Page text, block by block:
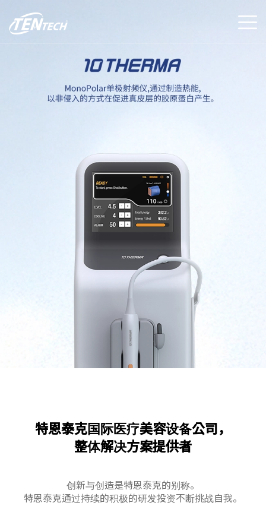
特恩泰克国际医疗美容设备公司，
整体解决方案提供者
创新与创造是特恩泰克的别称。
特恩泰克通过持续的积极的研发投资不断挑战自我。